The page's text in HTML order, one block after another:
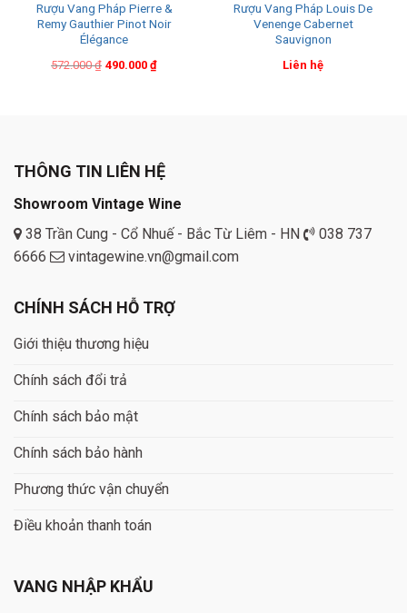
Rượu Vang Pháp Pierre &
Remy Gauthier Pinot Noir
Élégance
572.000₫
Original
490.000 ₫
Current
Rượu Vang Pháp Louis De
Venenge Cabernet
Sauvignon
Liên hệ
THÔNG TIN LIÊN HỆ
Showroom Vintage Wine
38 Trần Cung - Cổ Nhuế - Bắc Từ Liêm - HN
038 737
6666
vintagewine.vn@gmail.com
CHÍNH SÁCH HỖ TRỢ
Giới thiệu thương hiệu
Chính sách đổi trả
Chính sách bảo mật
Chính sách bảo hành
Phương thức vận chuyển
Điều khoản thanh toán
VANG NHẬP KHẨU